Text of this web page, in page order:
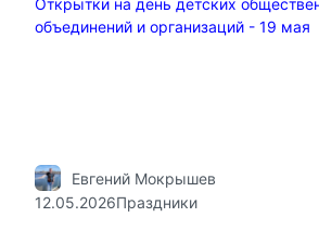
Открытки на день детских
объединений и организаций - 19 мая
Евгений Мокрышев
12.05.2026Праздники